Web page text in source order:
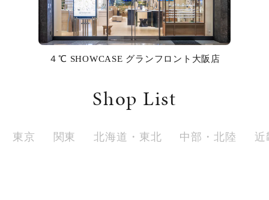
ファッションテイスト
着用シーン
４℃ SHOWCASE グランフロント大阪店
Shop List
東京 関東 北海道・東北 中部・北陸 近